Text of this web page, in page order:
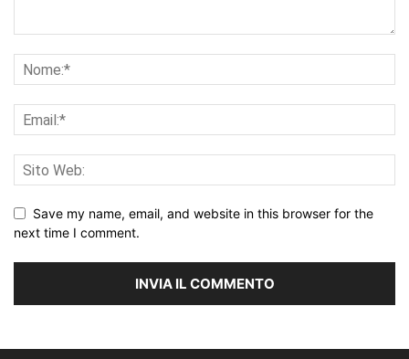
Save my name, email, and website in this browser for the
next time I comment.